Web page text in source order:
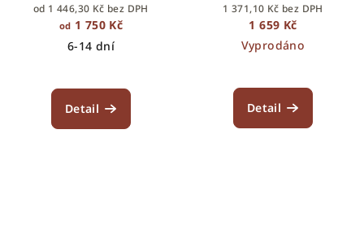
od 1 446,30 Kč bez DPH
od 1 750 Kč
6-14 dní
Detail
1 371,10 Kč bez DPH
1 659 Kč
Vyprodáno
Detail